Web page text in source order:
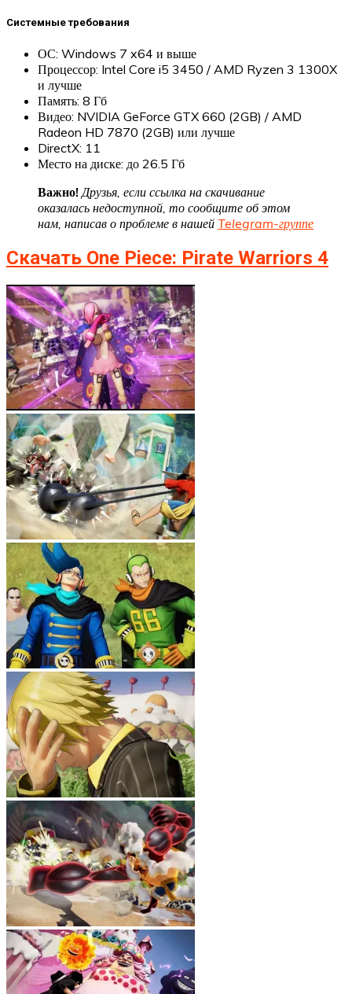
Системные требования
ОС: Windows 7 x64 и выше
Процессор: Intel Core i5 3450 / AMD Ryzen 3 1300X
и лучше
Память: 8 Гб
Видео: NVIDIA GeForce GTX 660 (2GB) / AMD
Radeon HD 7870 (2GB) или лучше
DirectX: 11
Место на диске: до 26.5 Гб
Важно! Друзья, если ссылка на скачивание
оказалась недоступной, то сообщите об этом
нам, написав о проблеме в нашей Telegram-группе
Скачать One Piece: Pirate Warriors 4